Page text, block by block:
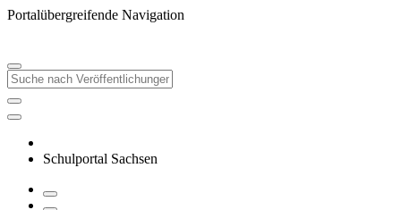
Portalübergreifende Navigation
Schulportal Sachsen